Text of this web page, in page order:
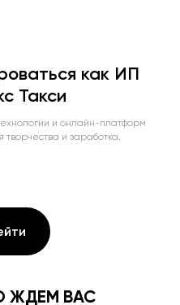
как ИП
Такси
и онлайн-платформ
и заработка.
ЖДЕМ ВАС